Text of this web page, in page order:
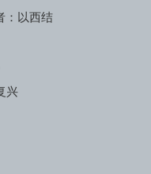
：以西结
兴